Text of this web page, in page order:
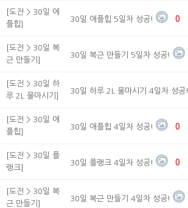
[도전 > 30일 애
플힙]
30일 애플힙 5일차 성공! 0
[도전 > 30일 복
근 만들기]
30일 복근 만들기 5일차 성공!
[도전 > 30일 하
루 2L 물마시기]
30일 하루 2L 물마시기 4일차 성공!
[도전 > 30일 애
플힙]
30일 애플힙 4일차 성공! 0
[도전 > 30일 플
랭크]
30일 플랭크 4일차 성공! 0
[도전 > 30일 복
근 만들기]
30일 복근 만들기 4일차 성공!